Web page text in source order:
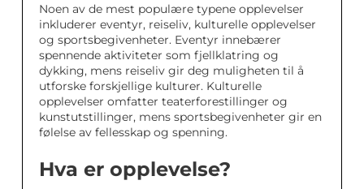
Noen av de mest populære typene opplevelser
inkluderer eventyr, reiseliv, kulturelle opplevelser
og sportsbegivenheter. Eventyr innebærer
spennende aktiviteter som fjellklatring og
dykking, mens reiseliv gir deg muligheten til å
utforske forskjellige kulturer. Kulturelle
opplevelser omfatter teaterforestillinger og
kunstutstillinger, mens sportsbegivenheter gir en
følelse av fellesskap og spenning.
Hva er opplevelse?